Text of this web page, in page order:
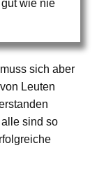
wie nie
sich aber
Leuten
sind so